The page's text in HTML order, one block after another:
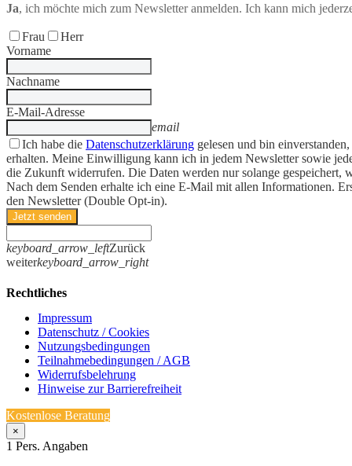
Ja, ich möchte mich zum Newsletter anmelden. Ich kann mich
Frau
Herr
Vorname
Nachname
E-Mail-Adresse
email
Ich habe die Datenschutzerklärung gelesen und bin
erhalten. Meine Einwilligung kann ich in jedem Newsletter sowie
die Zukunft widerrufen. Die Daten werden nur solange gespeichert,
Nach dem Senden erhalte ich eine E-Mail mit allen Informationen.
den Newsletter (Double Opt-in).
Jetzt senden
keyboard_arrow_leftZurück
weiterkeyboard_arrow_right
Rechtliches
Impressum
Datenschutz / Cookies
Nutzungsbedingungen
Teilnahmebedingungen / AGB
Widerrufsbelehrung
Hinweise zur Barrierefreiheit
Kostenlose Beratung
×
1 Pers. Angaben